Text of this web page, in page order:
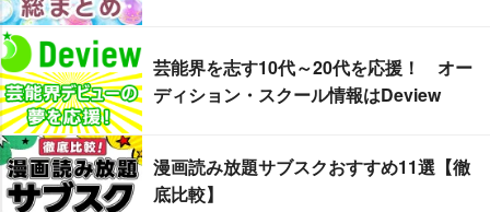
芸能界を志す10代～20代を応援！ オー
ディション・スクール情報はDeview
漫画読み放題サブスクおすすめ11選【徹
底比較】